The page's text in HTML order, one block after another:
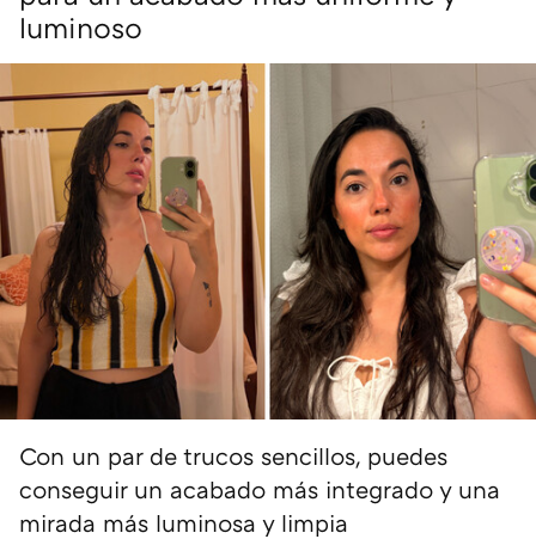
luminoso
Con un par de trucos sencillos, puedes
conseguir un acabado más integrado y una
mirada más luminosa y limpia